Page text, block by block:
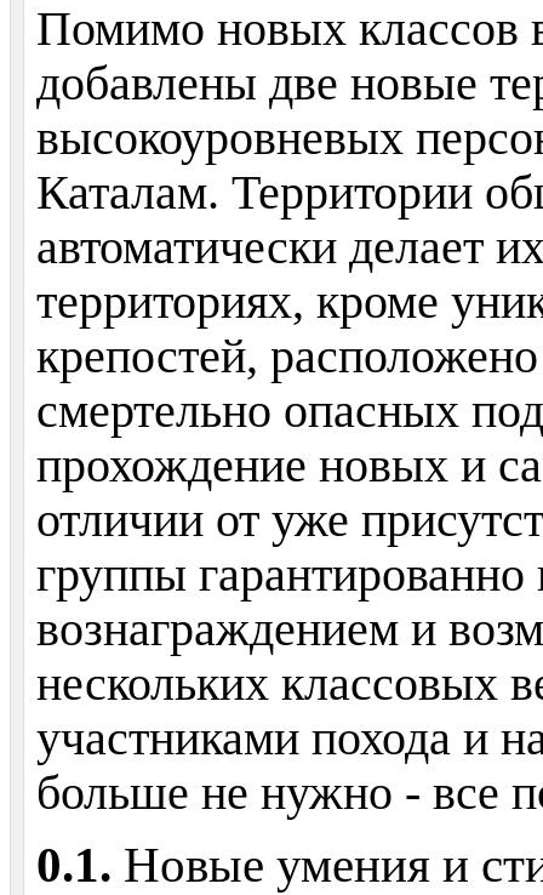
Помимо новых классов
добавлены две новые
высокоуровневых
Каталам. Территории
автоматически делает
территориях, кроме
крепостей,
смертельно опасных
прохождение новых и
отличии от уже
группы
вознаграждением и
нескольких классовых
участниками похода и
больше не нужно - все
Новые умения и